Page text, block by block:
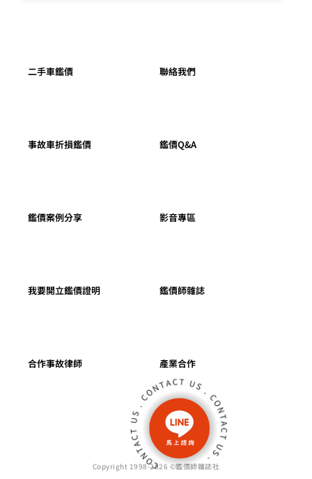
二手車鑑價
事故車折損鑑價
鑑價案例分享
我要開立鑑價證明
合作事故律師
聯絡我們
鑑價Q&A
影音專區
鑑價師雜誌
產業合作
Copyright 1998-2026 ©鑑價師雜誌社